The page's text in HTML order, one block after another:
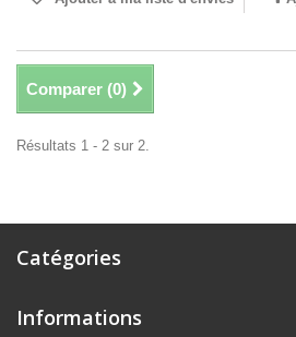
Comparer (0)
Résultats 1 - 2 sur 2.
Catégories
Informations